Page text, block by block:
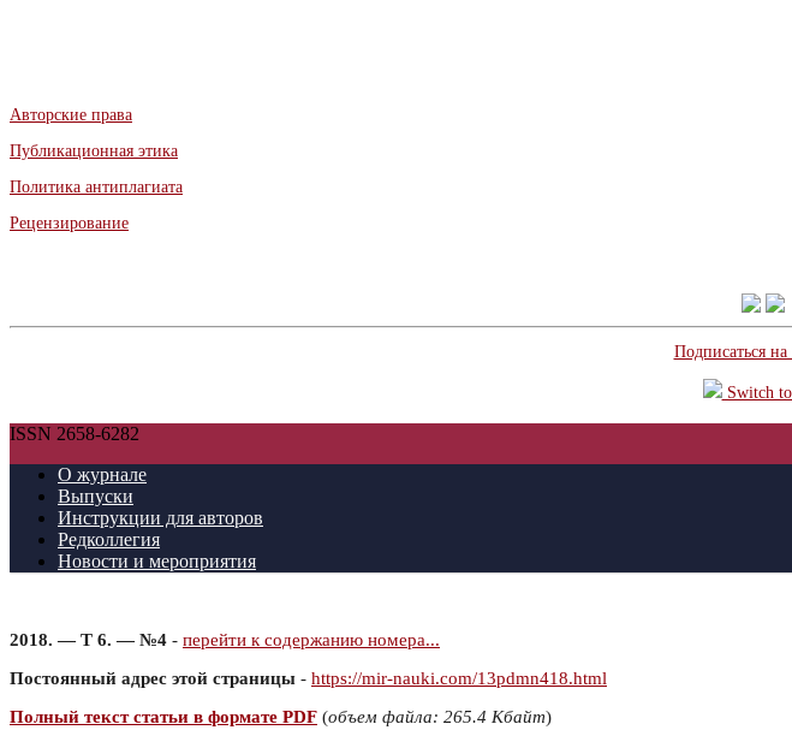
Авторские права
Публикационная этика
Политика антиплагиата
Рецензирование
Подписаться
Switch to
ISSN 2658-6282
О журнале
Выпуски
Инструкции для авторов
Редколлегия
Новости и мероприятия
2018. — Т 6. — №4 - перейти к содержанию номера...
Постоянный адрес этой страницы - https://mir-nauki.com/13pdmn418.html
Полный текст статьи в формате PDF (объем файла: 265.4 Кбайт)